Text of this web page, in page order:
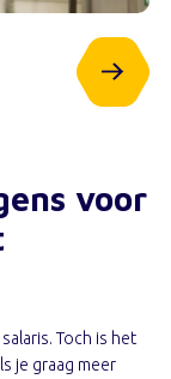
voor
Toch is het
je graag meer